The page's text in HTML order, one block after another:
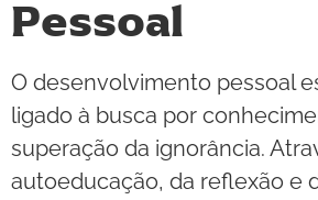
Pessoal
O desenvolvimento pessoal
ligado à busca por
superação da ignorância.
autoeducação, da reflexão e